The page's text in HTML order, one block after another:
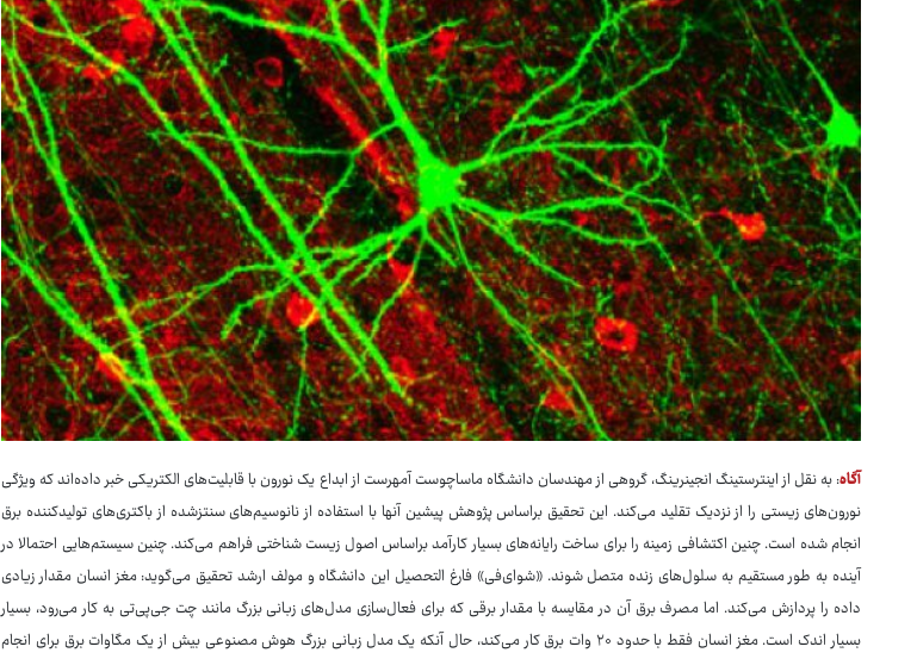
آگاه: به نقل از اینترستینگ انجینرینگ، گروهی از مهندسان دانشگاه ماساچوست آمهرست از ابداع یک نورون با قابلیت‌های الکتریکی خبر داده‌اند که ویژگی
نورون‌های زیستی را از نزدیک تقلید می‌کند. این تحقیق براساس پژوهش پیشین آنها با استفاده از نانوسیم‌های سنتزشده از باکتری‌های تولیدکننده برق
انجام شده است. چنین اکتشافی زمینه را برای ساخت رایانه‌های بسیار کارآمد براساس اصول زیست شناختی فراهم می‌کند. چنین سیستم‌هایی احتمالا در
آینده به طور مستقیم به سلول‌های زنده متصل شوند. «شوای‌فی» فارغ التحصیل این دانشگاه و مولف ارشد تحقیق می‌گوید: مغز انسان مقدار زیادی
داده را پردازش می‌کند. اما مصرف برق آن در مقایسه با مقدار برقی که برای فعال‌سازی مدل‌های زبانی بزرگ مانند چت جی‌پی‌تی به کار می‌رود، بسیار
بسیار اندک است. مغز انسان فقط با حدود ۲۰ وات برق کار می‌کند، حال آنکه یک مدل زبانی بزرگ هوش مصنوعی بیش از یک مگاوات برق برای انجام